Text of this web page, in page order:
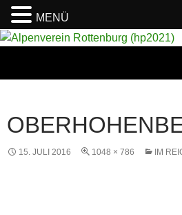
15. JULI 2016 1048 × 786 IM
MENÜ